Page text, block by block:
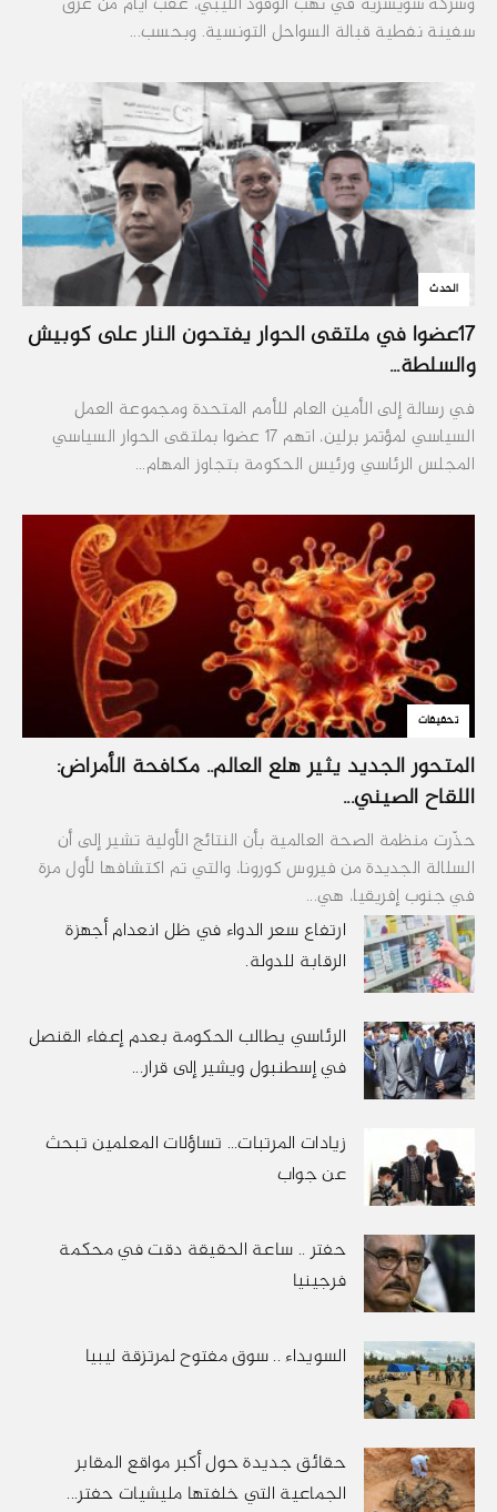
سفينة نفطية قبالة السواحل التونسية. وبحسب...
الحدث
17عضوا في ملتقى الحوار يفتحون النار على كوبيش
والسلطة...
في رسالة إلى الأمين العام للأمم المتحدة ومجموعة العمل
السياسي لمؤتمر برلين، اتهم 17 عضوا بملتقى الحوار السياسي
المجلس الرئاسي ورئيس الحكومة بتجاوز المهام...
تحقيقات
المتحور الجديد يثير هلع العالم.. مكافحة الأمراض:
اللقاح الصيني...
حذّرت منظمة الصحة العالمية بأن النتائج الأولية تشير إلى أن
السلالة الجديدة من فيروس كورونا، والتي تم اكتشافها لأول مرة
في جنوب إفريقيا، هي...
ارتفاع سعر الدواء في ظل انعدام أجهزة
الرقابة للدولة.
الرئاسي يطالب الحكومة بعدم إعفاء القنصل
في إسطنبول ويشير إلى قرار...
زيادات المرتبات… تساؤلات المعلمين تبحث
عن جواب
حفتر .. ساعة الحقيقة دقت في محكمة
فرجينيا
السويداء .. سوق مفتوح لمرتزقة ليبيا
حقائق جديدة حول أكبر مواقع المقابر
الجماعية التي خلفتها مليشيات حفتر...